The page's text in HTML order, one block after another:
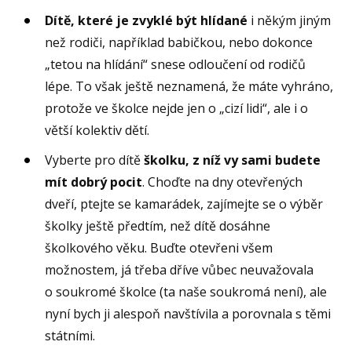
Dítě, které je zvyklé být hlídané i někým jiným
než rodiči, například babičkou, nebo dokonce
„tetou na hlídání“ snese odloučení od rodičů
lépe. To však ještě neznamená, že máte vyhráno,
protože ve školce nejde jen o „cizí lidi“, ale i o
větší kolektiv dětí.
Vyberte pro dítěškolku, z níž vy sami budete
mít dobrý pocit. Choďte na dny otevřených
dveří, ptejte se kamarádek, zajímejte se o výběr
školky ještě předtím, než dítě dosáhne
školkového věku. Buďte otevřeni všem
možnostem, já třeba dříve vůbec neuvažovala
o soukromé školce (ta naše soukromá není), ale
nyní bych ji alespoň navštívila a porovnala s těmi
státními.